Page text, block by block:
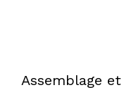
Assemblage et